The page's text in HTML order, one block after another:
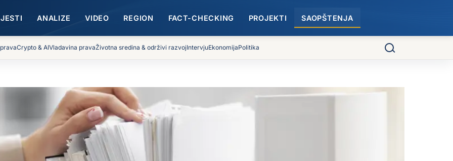
ANALIZE VIDEO REGION FACT-CHECKING PROJEKTI SAOPŠTENJA
Crypto & AIVladavina pravaŽivotna sredina & održivi razvojIntervjuEkonomijaPolitika
Pretraga